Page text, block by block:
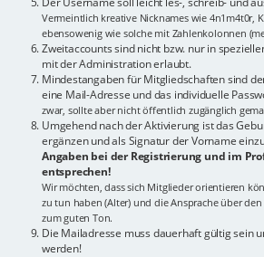
Vermeintlich kreative Nicknames wie
ebensowenig wie solche mit Zahlenkolonnen
Zweitaccounts sind nicht bzw. nur in
mit der Administration erlaubt.
Mindestangaben für Mitgliedschaften sind
eine Mail-Adresse und das individuelle
zwar, sollte aber nicht öffentlich zugänglich
Umgehend nach der Aktivierung ist das
ergänzen und als Signatur der Vorname
Angaben bei der Registrierung und im
entsprechen!
Wir möchten, dass sich Mitglieder orientieren
zu tun haben (Alter) und die Ansprache über
zum guten Ton.
Die Mailadresse muss dauerhaft gültig sein
werden!